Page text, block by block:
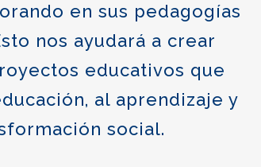
en sus pedagogías
nos ayudará a crear
educativos que
al aprendizaje y
social.